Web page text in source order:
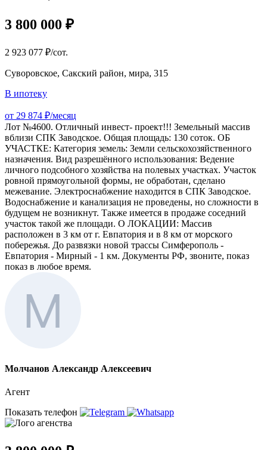
3 800 000 ₽
2 923 077 ₽/сот.
Суворовское, Сакский район, мира, 315
В ипотеку
от 29 874 ₽/месяц
Лот №4600. Отличный инвест- проект!!! Земельный массив
вблизи СПК Заводское. Общая площадь: 130 соток. ОБ
УЧАСТКЕ: Категория земель: Земли сельскохозяйственного
назначения. Вид разрешённого использования: Ведение
личного подсобного хозяйства на полевых участках. Участок
ровной прямоугольной формы, не обработан, сделано
межевание. Электроснабжение находится в СПК Заводское.
Водоснабжение и канализация не проведены, но сложности в
будущем не возникнут. Также имеется в продаже соседний
участок такой же площади. О ЛОКАЦИИ: Массив
расположен в 3 км от г. Евпатория и в 8 км от морского
побережья. До развязки новой трассы Симферополь -
Евпатория - Мирный - 1 км. Документы РФ, звоните, показ
показ в любое время.
Молчанов Александр Алексеевич
Агент
Показать телефон